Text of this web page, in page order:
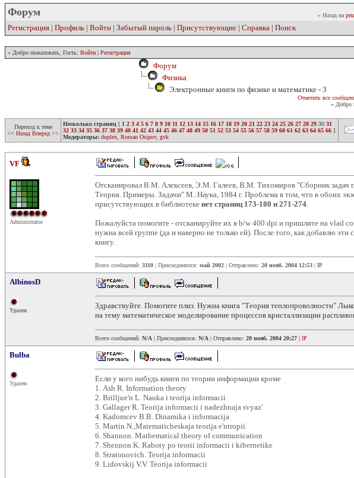
Форум » Назад на
Регистрация | Профиль | Войти | Забытый пароль | Присутствующие | Справка | Поиск
» Добро пожаловать, Гость: Войти | Регистрация
Форум
Физика
Электронные книги по физике и математике - 3
Отметить все
» Добро
Переход к теме
<< Назад Вперед >>
Несколько страниц [ 1 2 3 4 5 6 7 8 9 10 11 12 13 14 15 16 17 18 19 20 21 22 23 24 25 26 27 28 29 30 31
32 33 34 35 36 37 38 39 40 41 42 43 44 45 46 47 48 49 50 51 52 53 54 55 56 57 58 59 60 61 62 63 64 65 66 ]
Модераторы: duplex Roman Osipov, gvk
VF
Administrator
Отсканировал В.М. Алексеев, Э.М. Галеев, В.М. Тихомиров "Сборник задач
Теория. Примеры. Задачи" М.:Наука, 1984 г. Проблема в том, что в обоих
присутствующих в библиотеке нет страниц 173-180 и 271-274.
Пожалуйста помогите - отсканируйте их в b/w 400 dpi и пришлите на vlad
нужна всей группе (да и наверно не только ей). После того, как добавлю
книгу.
Всего сообщений: 3110 | Присоединился: май 2002 | Отправлено: 20 нояб. 2004 12:53 | IP
AlbinosD
Удален
Здравствуйте. Помогите плиз. Нужна книга "Теория теплопроволности"
на тему математическое моделирование процессов кристаллизации
Всего сообщений: N/A | Присоединился: N/A | Отправлено: 20 нояб. 2004 20:27 | IP
Bulba
Удален
Если у кого нибудь книги по теории информации кроме
1. Ash R. Information theory
2. Brilljue'n L. Nauka i teorija informacii
3. Gallager R. Teorija informacii i nadezhnaja svyaz'
4. Kadomcev B.B. Dinamika i informacija
5. Martin N.,Matematicheskaja teorija e'ntropii
6. Shannon. Mathematical theory of communication
7. Shennon K. Raboty po teorii informacii i kibernetike
8. Stratonovich. Teorija informacii
9. Lidovskij V.V. Teorija informacii